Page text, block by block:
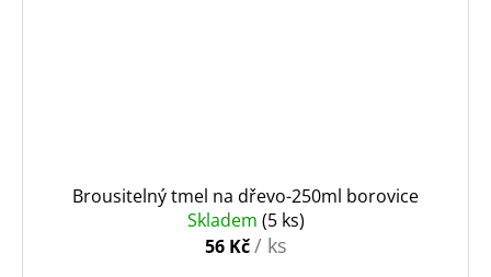
Brousitelný tmel na dřevo-250ml borovice
Skladem (5 ks)
56 Kč/ ks